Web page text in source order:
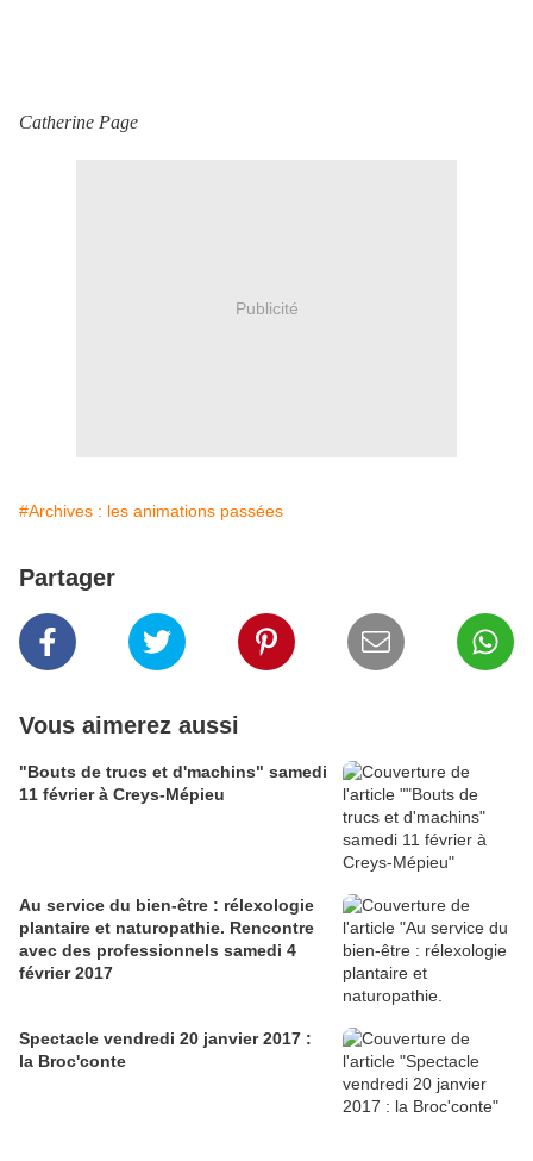
Catherine Page
Publicité
#Archives : les animations passées
Partager
Vous aimerez aussi
"Bouts de trucs et d'machins" samedi
11 février à Creys-Mépieu
Au service du bien-être : rélexologie
plantaire et naturopathie. Rencontre
avec des professionnels samedi 4
février 2017
Spectacle vendredi 20 janvier 2017 :
la Broc'conte